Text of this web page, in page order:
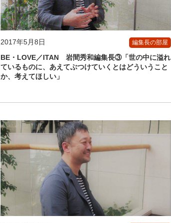
2017年5月8日 編集長の部屋
BE・LOVE／ITAN 岩間秀和編集長③「世の中に溢れ
ているものに、あえてぶつけていくとはどういうこと
か、考えてほしい」